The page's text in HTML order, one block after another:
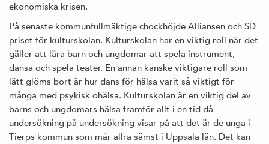
ekonomiska krisen.
På senaste kommunfullmäktige chockhöjde Alliansen och SD
priset för kulturskolan. Kulturskolan har en viktig roll när det
gäller att lära barn och ungdomar att spela instrument,
dansa och spela teater. En annan kanske viktigare roll som
lätt glöms bort är hur dans för hälsa varit så viktigt för
många med psykisk ohälsa. Kulturskolan är en viktig del av
barns och ungdomars hälsa framför allt i en tid då
undersökning på undersökning visar på att det är de unga i
Tierps kommun som mår allra sämst i Uppsala län. Det kan